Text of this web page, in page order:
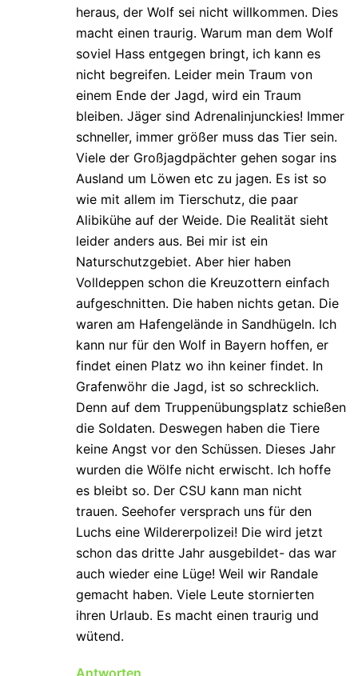
heraus, der Wolf sei nicht willkommen. Dies
macht einen traurig. Warum man dem Wolf
soviel Hass entgegen bringt, ich kann es
nicht begreifen. Leider mein Traum von
einem Ende der Jagd, wird ein Traum
bleiben. Jäger sind Adrenalinjunckies! Immer
schneller, immer größer muss das Tier sein.
Viele der Großjagdpächter gehen sogar ins
Ausland um Löwen etc zu jagen. Es ist so
wie mit allem im Tierschutz, die paar
Alibikühe auf der Weide. Die Realität sieht
leider anders aus. Bei mir ist ein
Naturschutzgebiet. Aber hier haben
Volldeppen schon die Kreuzottern einfach
aufgeschnitten. Die haben nichts getan. Die
waren am Hafengelände in Sandhügeln. Ich
kann nur für den Wolf in Bayern hoffen, er
findet einen Platz wo ihn keiner findet. In
Grafenwöhr die Jagd, ist so schrecklich.
Denn auf dem Truppenübungsplatz schießen
die Soldaten. Deswegen haben die Tiere
keine Angst vor den Schüssen. Dieses Jahr
wurden die Wölfe nicht erwischt. Ich hoffe
es bleibt so. Der CSU kann man nicht
trauen. Seehofer versprach uns für den
Luchs eine Wildererpolizei! Die wird jetzt
schon das dritte Jahr ausgebildet- das war
auch wieder eine Lüge! Weil wir Randale
gemacht haben. Viele Leute stornierten
ihren Urlaub. Es macht einen traurig und
wütend.
Antworten